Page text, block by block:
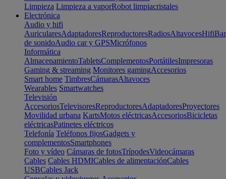
Limpieza Limpieza a vaporRobot limpiacristales
Electrónica
Audio y hifi
AuricularesAdaptadoresReproductoresRadiosAltavocesHifi
de sonidoAudio car y GPSMicrófonos
Informática
AlmacenamientoTabletsComplementosPortátilesImpresoras
Gaming & streaming Monitores gamingAccesorios
Smart home TimbresCámarasAltavoces
Wearables Smartwatches
Televisión
AccesoriosTelevisoresReproductoresAdaptadoresProyectores
Movilidad urbana KartsMotos eléctricasAccesoriosBicicletas
eléctricasPatinetes eléctricos
Telefonía Teléfonos fijosGadgets y
complementosSmartphones
Foto y vídeo Cámaras de fotosTrípodesVideocámaras
Cables Cables HDMICables de alimentaciónCables
USBCables Jack